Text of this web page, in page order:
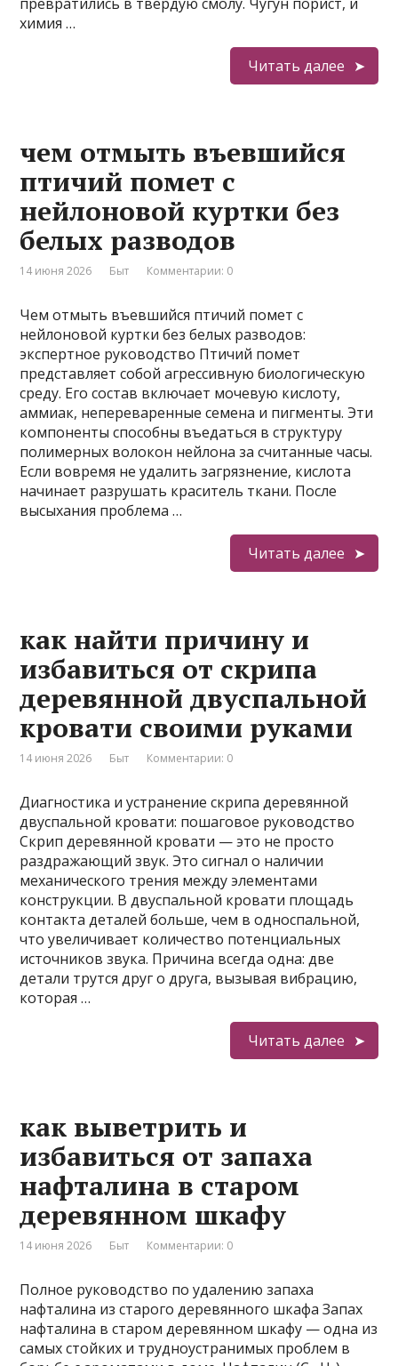
химия …
Читать далее
чем отмыть въевшийся
птичий помет с
нейлоновой куртки без
белых разводов
14 июня 2026 Быт Комментарии: 0
Чем отмыть въевшийся птичий помет с
нейлоновой куртки без белых разводов:
экспертное руководство Птичий помет
представляет собой агрессивную биологическую
среду. Его состав включает мочевую кислоту,
аммиак, непереваренные семена и пигменты. Эти
компоненты способны въедаться в структуру
полимерных волокон нейлона за считанные часы.
Если вовремя не удалить загрязнение, кислота
начинает разрушать краситель ткани. После
высыхания проблема …
Читать далее
как найти причину и
избавиться от скрипа
деревянной двуспальной
кровати своими руками
14 июня 2026 Быт Комментарии: 0
Диагностика и устранение скрипа деревянной
двуспальной кровати: пошаговое руководство
Скрип деревянной кровати — это не просто
раздражающий звук. Это сигнал о наличии
механического трения между элементами
конструкции. В двуспальной кровати площадь
контакта деталей больше, чем в односпальной,
что увеличивает количество потенциальных
источников звука. Причина всегда одна: две
детали трутся друг о друга, вызывая вибрацию,
которая …
Читать далее
как выветрить и
избавиться от запаха
нафталина в старом
деревянном шкафу
14 июня 2026 Быт Комментарии: 0
Полное руководство по удалению запаха
нафталина из старого деревянного шкафа Запах
нафталина в старом деревянном шкафу — одна из
самых стойких и трудноустранимых проблем в